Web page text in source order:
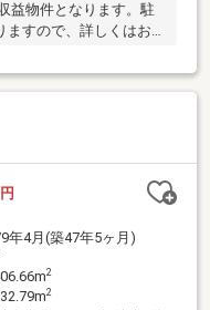
益物件となります。駐
すので、詳しくはお問
年4月(築47年5ヶ月)
2
2